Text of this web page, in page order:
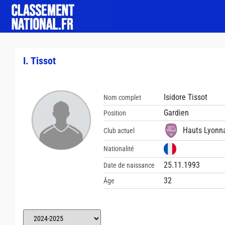
I. Tissot
Nom complet Isidore Tissot
Position Gardien
Club actuel Hauts
Nationalité
Date de naissance 25.11.1993
Âge 32